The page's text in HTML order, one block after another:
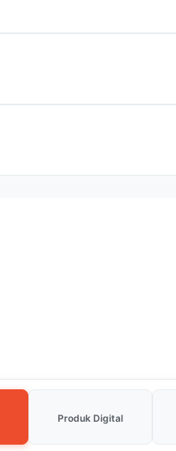
Produk Digital